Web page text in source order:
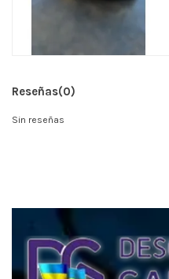
Reseñas(0)
Sin reseñas